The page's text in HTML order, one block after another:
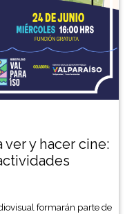
y hacer cine:
formarán parte de